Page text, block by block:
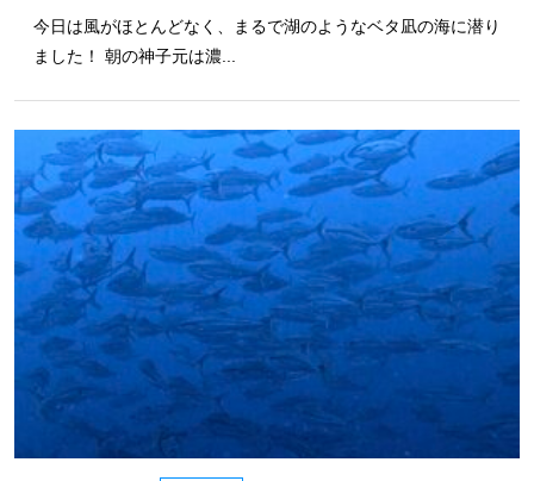
今日は風がほとんどなく、まるで湖のようなベタ凪の海に潜り
ました！ 朝の神子元は濃...